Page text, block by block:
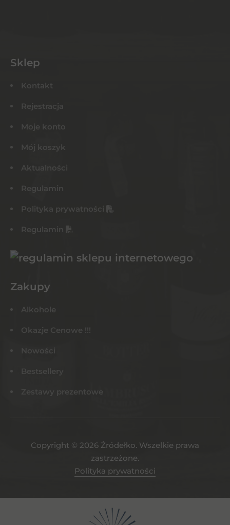
Sklep
Kontakt
Rejestracja
Moje konto
Mój koszyk
Aktualności
Regulamin
Polityka prywatności
Regulamin
Zakupy
Alkohole
Okazje Cenowe !!!
Nowości
Bestsellery
Zestawy prezentowe
Copyright © 2026 Żródełko. Wszelkie prawa
zastrzeżone.
Polityka prywatności